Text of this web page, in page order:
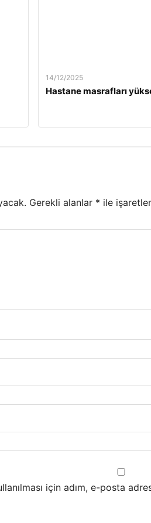
14/12/2025
Hastane masrafları
Gerekli alanlar * ile
için adım, e-posta